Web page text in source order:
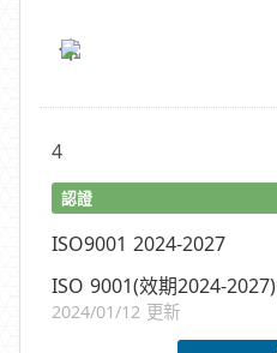
4
認證
ISO9001 2024-2027
ISO 9001(效期2024-2027)
2024/01/12 更新